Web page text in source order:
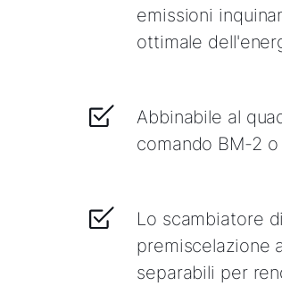
emissioni
ottimale
Abbinabile al
comando BM-2
Lo scambiatore
premiscelazione
separabili per